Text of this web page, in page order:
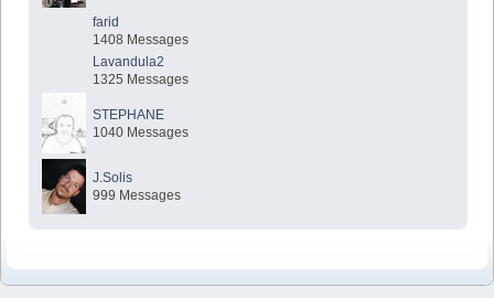
farid
1408 Messages
Lavandula2
1325 Messages
STEPHANE
1040 Messages
J.Solis
999 Messages